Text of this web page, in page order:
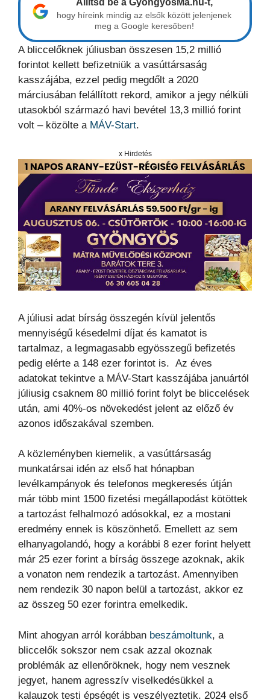
Állítsd be a GyöngyösMa.hu-t,
hogy híreink mindig az elsők között jelenjenek
meg a Google keresőben!
A bliccelőknek júliusban összesen 15,2 millió
forintot kellett befizetniük a vasúttársaság
kasszájába, ezzel pedig megdőlt a 2020
márciusában felállított rekord, amikor a jegy nélküli
utasokból származó havi bevétel 13,3 millió forint
volt – közölte a MÁV-Start.
x Hirdetés
A júliusi adat bírság összegén kívül jelentős
mennyiségű késedelmi díjat és kamatot is
tartalmaz, a legmagasabb egyösszegű befizetés
pedig elérte a 148 ezer forintot is. Az éves
adatokat tekintve a MÁV-Start kasszájába januártól
júliusig csaknem 80 millió forint folyt be bliccelések
után, ami 40%-os növekedést jelent az előző év
azonos időszakával szemben.
A közleményben kiemelik, a vasúttársaság
munkatársai idén az első hat hónapban
levélkampányok és telefonos megkeresés útján
már több mint 1500 fizetési megállapodást kötöttek
a tartozást felhalmozó adósokkal, ez a mostani
eredmény ennek is köszönhető. Emellett az sem
elhanyagolandó, hogy a korábbi 8 ezer forint helyett
már 25 ezer forint a bírság összege azoknak, akik
a vonaton nem rendezik a tartozást. Amennyiben
nem rendezik 30 napon belül a tartozást, akkor ez
az összeg 50 ezer forintra emelkedik.
Mint ahogyan arról korábban beszámoltunk, a
bliccelők sokszor nem csak azzal okoznak
problémák az ellenőröknek, hogy nem vesznek
jegyet, hanem agresszív viselkedésükkel a
kalauzok testi épségét is veszélyeztetik. 2024 első